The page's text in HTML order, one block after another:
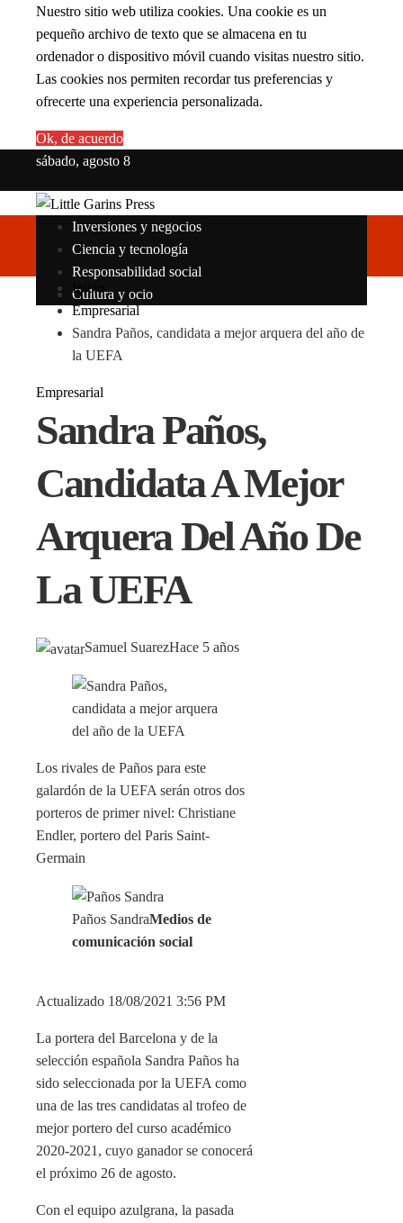
Nuestro sitio web utiliza cookies. Una cookie es un
pequeño archivo de texto que se almacena en tu
ordenador o dispositivo móvil cuando visitas nuestro sitio.
Las cookies nos permiten recordar tus preferencias y
ofrecerte una experiencia personalizada.
Ok, de acuerdo
sábado, agosto 8
Inversiones y negocios
Ciencia y tecnología
Responsabilidad social
Cultura y ocio
Inicio
Empresarial
Sandra Paños, candidata a mejor arquera del año de
la UEFA
Empresarial
Sandra Paños,
Candidata A Mejor
Arquera Del Año De
La UEFA
Samuel SuarezHace 5 años
Los rivales de Paños para este
galardón de la UEFA serán otros dos
porteros de primer nivel: Christiane
Endler, portero del Paris Saint-
Germain
Paños SandraMedios de
comunicación social
Actualizado 18/08/2021 3:56 PM
La portera del Barcelona y de la
selección española Sandra Paños ha
sido seleccionada por la UEFA como
una de las tres candidatas al trofeo de
mejor portero del curso académico
2020-2021, cuyo ganador se conocerá
el próximo 26 de agosto.
Con el equipo azulgrana, la pasada